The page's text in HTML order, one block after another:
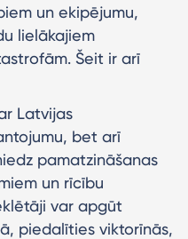
un ekipējumu,
lielākajiem
Šeit ir arī
Latvijas
bet arī
pamatzināšanas
un rīcību
var apgūt
piedalīties viktorīnās,